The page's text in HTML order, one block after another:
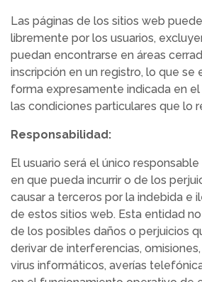
Las páginas de los sitios web
libremente por los usuarios,
puedan encontrarse en áreas
inscripción en un registro, lo que se
forma expresamente indicada en
las condiciones particulares que lo
Responsabilidad:
El usuario será el único
en que pueda incurrir o de los
causar a terceros por la indebida e
de estos sitios web. Esta entidad
de los posibles daños o perjuicios
derivar de interferencias,
virus informáticos, averías